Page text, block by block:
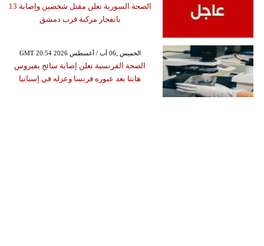
الصحة السورية تعلن مقتل شخصين وإصابة 13
بانفجار مركبة قرب دمشق
GMT 20:54 2026 الخميس ,06 آب / أغسطس
الصحة الفرنسية تعلن إصابة سائح بفيروس
هانتا بعد عبوره فرنسا وعزله في إسبانيا